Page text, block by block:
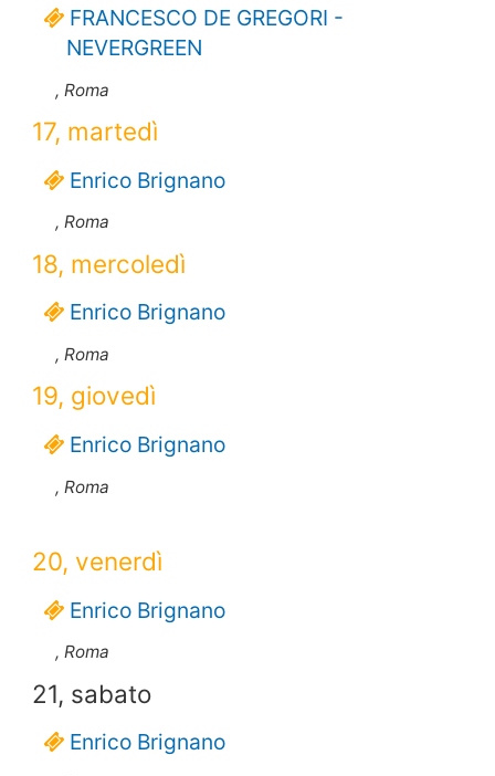
FRANCESCO DE GREGORI -
NEVERGREEN
, Roma
17, martedì
Enrico Brignano
, Roma
18, mercoledì
Enrico Brignano
, Roma
19, giovedì
Enrico Brignano
, Roma
20, venerdì
Enrico Brignano
, Roma
21, sabato
Enrico Brignano